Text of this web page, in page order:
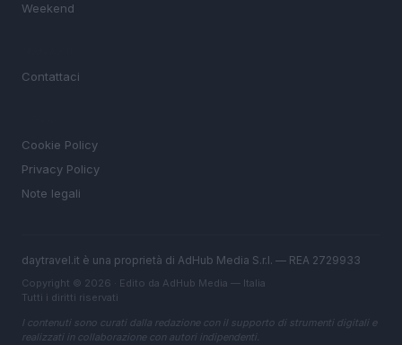
Weekend
Contattaci
Cookie Policy
Privacy Policy
Note legali
daytravel.it è una proprietà di AdHub Media S.r.l. — REA 2729933
Copyright © 2026 · Edito da AdHub Media — Italia
Tutti i diritti riservati
I contenuti sono curati dalla redazione con il supporto di strumenti digitali e
realizzati in collaborazione con autori indipendenti.